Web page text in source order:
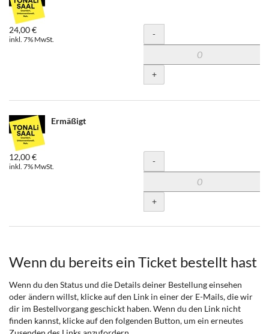
24,00 €
inkl. 7% MwSt. Menge
-
+
Ermäßigt
12,00 €
inkl. 7% MwSt. Menge
-
+
Wenn du bereits ein Ticket bestellt hast
Wenn du den Status und die Details deiner Bestellung einsehen
oder ändern willst, klicke auf den Link in einer der E-Mails, die wir
dir im Bestellvorgang geschickt haben. Wenn du den Link nicht
finden kannst, klicke auf den folgenden Button, um ein erneutes